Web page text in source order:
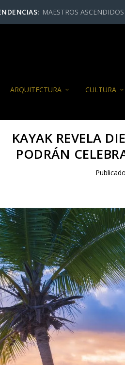
MAESTROS
ARQUITECTURA CULTURA
KAYAK REVELA
PODRÁN